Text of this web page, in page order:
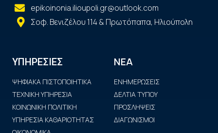
epikoinonia.ilioupoli.gr@outlook.com
Σοφ. Βενιζέλου 114 & Πρωτόπαπα, Ηλιούπολη
ΥΠΗΡΕΣΙΕΣ
ΨΗΦΙΑΚΑ ΠΙΣΤΟΠΟΙΗΤΙΚΑ
ΤΕΧΝΙΚΗ ΥΠΗΡΕΣΙΑ
ΚΟΙΝΩΝΙΚΗ ΠΟΛΙΤΙΚΗ
ΥΠΗΡΕΣΙΑ ΚΑΘΑΡΙΟΤΗΤΑΣ
ΝΕΑ
ΕΝΗΜΕΡΩΣΕΙΣ
ΔΕΛΤΙΑ ΤΥΠΟΥ
ΠΡΟΣΛΗΨΕΙΣ
ΔΙΑΓΩΝΙΣΜΟΙ